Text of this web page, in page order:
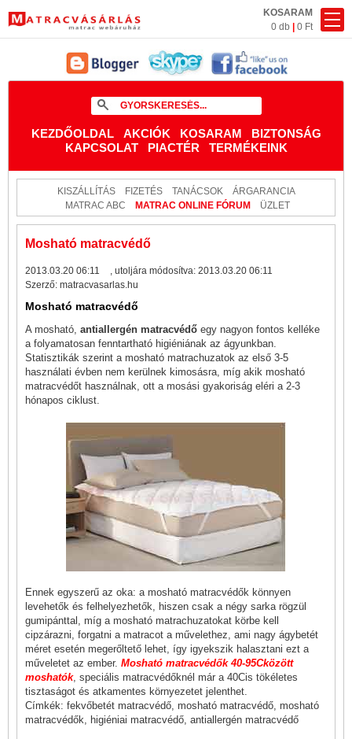
KOSARAM
0 db
0 Ft
KEZDŐOLDAL AKCIÓK KOSARAM
BIZTONSÁG
KAPCSOLAT
PIACTÉR TERMÉKEINK
KISZÁLLÍTÁS FIZETÉS TANÁCSOK
ÁRGARANCIA
MATRAC ABC
MATRAC ONLINE FÓRUM ÜZLET
Mosható matracvédő
2013.03.20 06:11 , utoljára módosítva: 2013.03.20 06:11
Szerző: matracvasarlas.hu
Mosható matracvédő
A mosható, antiallergén matracvédő egy nagyon fontos kelléke
a folyamatosan fenntartható higiéniának az ágyunkban.
Statisztikák szerint a mosható matrachuzatok az első 3-5
használati évben nem kerülnek kimosásra, míg akik mosható
matracvédőt használnak, ott a mosási gyakoriság eléri a 2-3
hónapos ciklust.
Ennek egyszerű az oka: a mosható matracvédők könnyen
levehetők és felhelyezhetők, hiszen csak a négy sarka rögzül
gumipánttal, míg a mosható matrachuzatokat körbe kell
cipzárazni, forgatni a matracot a művelethez, ami nagy ágybetét
méret esetén megerőltető lehet, így igyekszik halasztani ezt a
műveletet az ember. Mosható matracvédők 40-95Cközött
moshatók, speciális matracvédőknél már a 40Cis tökéletes
tisztaságot és atkamentes környezetet jelenthet.
Címkék: fekvőbetét matracvédő, mosható matracvédő, mosható
matracvédők, higiéniai matracvédő, antiallergén matracvédő